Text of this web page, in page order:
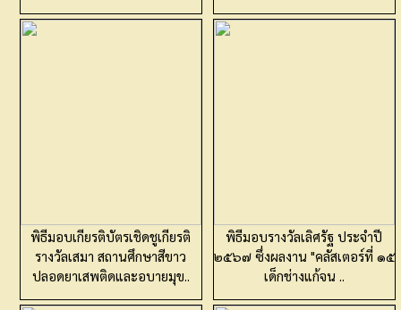
พิธีมอบเกียรติบัตรเชิดชูเกียรติ
รางวัลเสมา สถานศึกษาสีขาว
ปลอดยาเสพติดและอบายมุข..
พิธีมอบรางวัลเลิศรัฐ ประจำปี
๒๕๖๗ ซึ่งผลงาน "คลัสเตอร์ที่ ๑๕
เด็กช่างแก้จน ..